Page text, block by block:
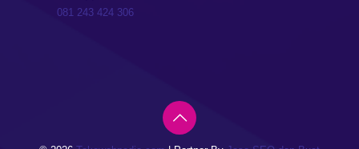
081 243 424 306